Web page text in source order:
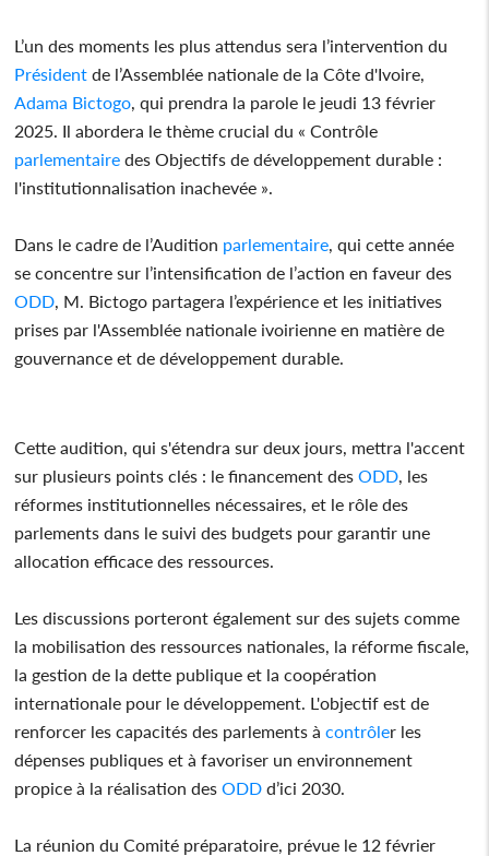
L’un des moments les plus attendus sera l’intervention du
Président de l’Assemblée nationale de la Côte d'Ivoire,
Adama Bictogo , qui prendra la parole le jeudi 13 février
2025. Il abordera le thème crucial du « Contrôle
parlementaire des Objectifs de développement durable :
l'institutionnalisation inachevée ».
Dans le cadre de l’Audition parlementaire , qui cette année
se concentre sur l’intensification de l’action en faveur des
ODD , M. Bictogo partagera l’expérience et les initiatives
prises par l'Assemblée nationale ivoirienne en matière de
gouvernance et de développement durable.
Cette audition, qui s'étendra sur deux jours, mettra l'accent
sur plusieurs points clés : le financement des ODD , les
réformes institutionnelles nécessaires, et le rôle des
parlements dans le suivi des budgets pour garantir une
allocation efficace des ressources.
Les discussions porteront également sur des sujets comme
la mobilisation des ressources nationales, la réforme fiscale,
la gestion de la dette publique et la coopération
internationale pour le développement. L'objectif est de
renforcer les capacités des parlements à contrôler les
dépenses publiques et à favoriser un environnement
propice à la réalisation des ODD d’ici 2030.
La réunion du Comité préparatoire, prévue le 12 février